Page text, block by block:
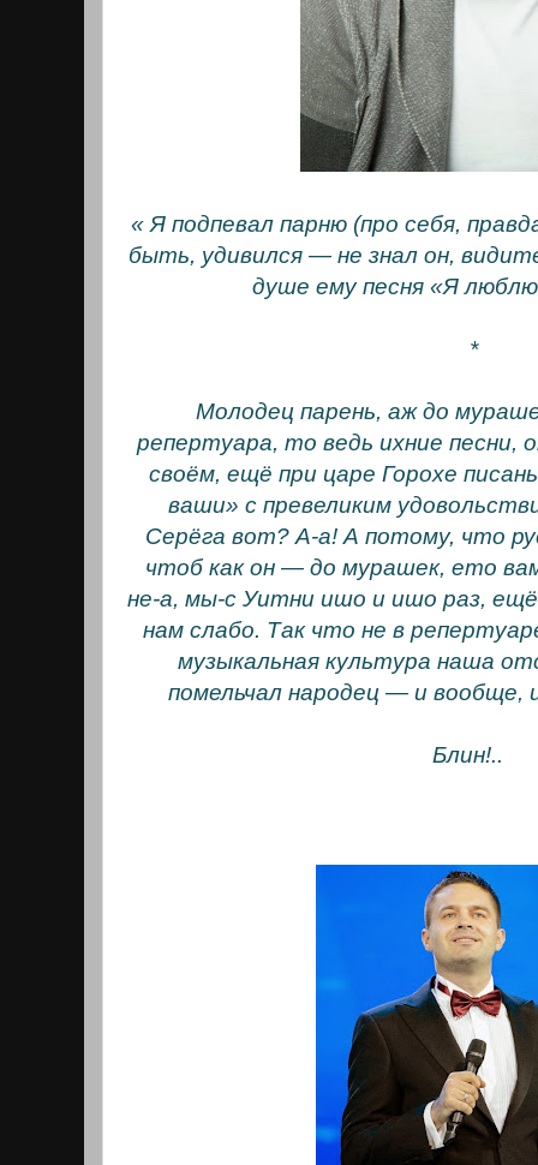
« Я подпевал парню (про себя,
быть, удивился — не знал он,
душе ему песня «Я
*
Молодец парень, аж до
репертуара, то ведь ихние песни,
своём, ещё при царе Горохе
ваши» с превеликим
Серёга вот? А-а! А потому, что
чтоб как он — до мурашек, ето
не-а, мы-с Уитни ишо и ишо раз,
нам слабо. Так что не в
музыкальная культура наша
помельчал народец — и вообще,
Блин!..